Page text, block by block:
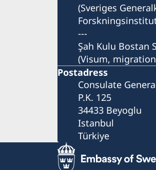
(Sveriges
---
Şah Kulu Bostan
(Visum,
Postadress
Consulate
P.K. 125
34433 Beyoglu
Istanbul
Türkiye